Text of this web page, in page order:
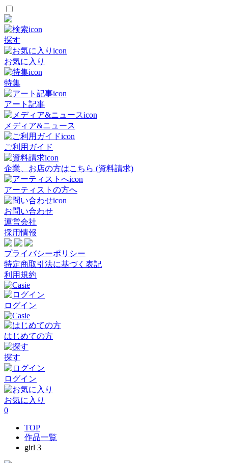
探す
お気に入り
特集
アート記事
メディア&ニュース
ご利用ガイド
企業、お店の方はこちら (資料請求)
アーティストの方へ
お問い合わせ
運営会社
採用情報
プライバシーポリシー
特定商取引法に基づく表記
利用規約
ログイン
はじめての方
探す
ログイン
お気に入り
0
TOP
作品一覧
girl 3